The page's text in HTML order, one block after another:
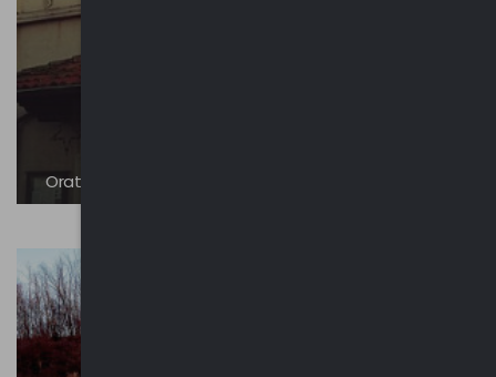
Oratorio di Sant'Antonio da Padova | Navedano